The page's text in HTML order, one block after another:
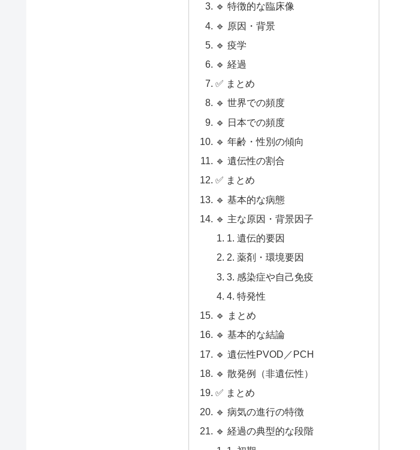
🔹 特徴的な臨床像
🔹 原因・背景
🔹 疫学
🔹 経過
✅ まとめ
🔹 世界での頻度
🔹 日本での頻度
🔹 年齢・性別の傾向
🔹 遺伝性の割合
✅ まとめ
🔹 基本的な病態
🔹 主な原因・背景因子
1. 遺伝的要因
2. 薬剤・環境要因
3. 感染症や自己免疫
4. 特発性
🔹 まとめ
🔹 基本的な結論
🔹 遺伝性PVOD／PCH
🔹 散発例（非遺伝性）
✅ まとめ
🔹 病気の進行の特徴
🔹 経過の典型的な段階